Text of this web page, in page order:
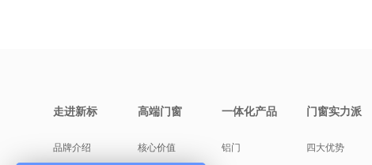
走进新标
品牌介绍
高端门窗
核心价值
一体化产品
铝门
门窗实力派
四大优势